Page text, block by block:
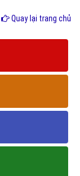
Quay lại trang chủ